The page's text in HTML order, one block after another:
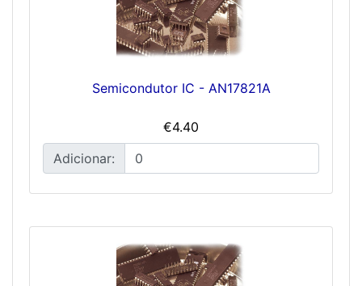
Semicondutor IC - AN17821A
€4.40
Adicionar: